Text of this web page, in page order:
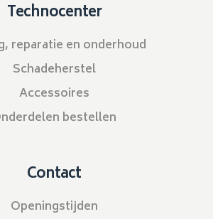
Technocenter
reparatie en onderhoud
Schadeherstel
Accessoires
bestellen
Contact
Openingstijden